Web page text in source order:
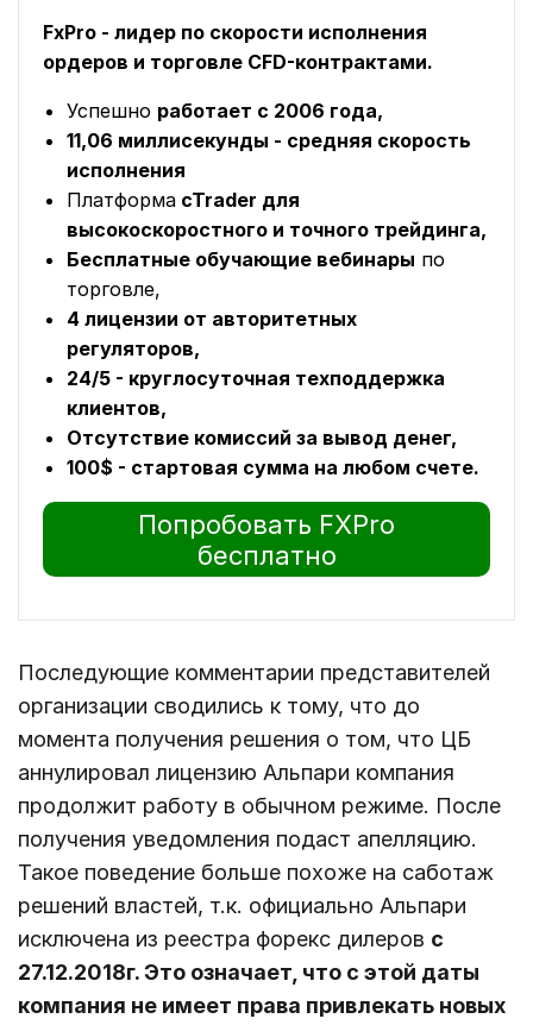
FxPro - лидер по скорости исполнения
ордеров и торговле CFD-контрактами.
Успешно работает с 2006 года,
11,06 миллисекунды - средняя скорость
исполнения
Платформа cTrader для
высокоскоростного и точного трейдинга,
Бесплатные обучающие вебинары по
торговле,
4 лицензии от авторитетных
регуляторов,
24/5 - круглосуточная техподдержка
клиентов,
Отсутствие комиссий за вывод денег,
100$ - стартовая сумма на любом счете.
Попробовать FXPro
бесплатно
Последующие комментарии представителей
организации сводились к тому, что до
момента получения решения о том, что ЦБ
аннулировал лицензию Альпари компания
продолжит работу в обычном режиме. После
получения уведомления подаст апелляцию.
Такое поведение больше похоже на саботаж
решений властей, т.к. официально Альпари
исключена из реестра форекс дилеров с
27.12.2018г. Это означает, что с этой даты
компания не имеет права привлекать новых